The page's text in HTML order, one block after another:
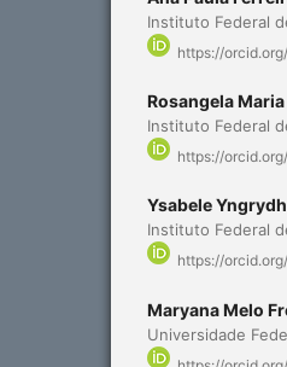
Instituto Federal
https://
Rosangela
Instituto Federal
https://
Ysabele
Instituto Federal
https://
Maryana Melo
Universidade